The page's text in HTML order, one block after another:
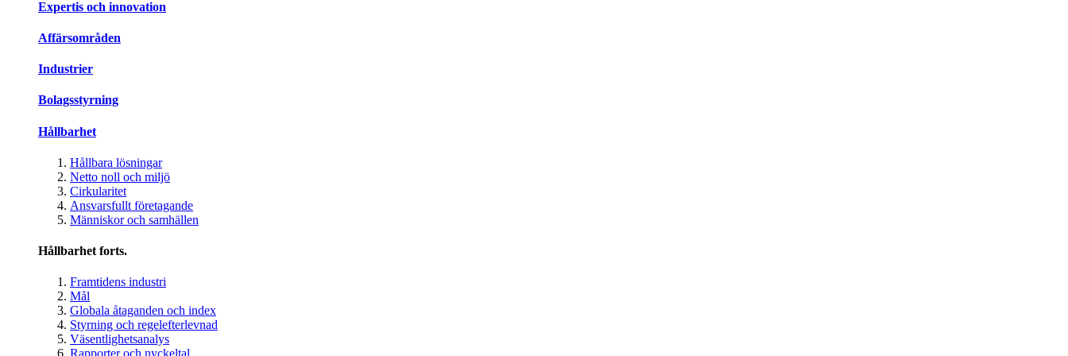
Expertis och innovation
Affärsområden
Industrier
Bolagsstyrning
Hållbarhet
Hållbara lösningar
Netto noll och miljö
Cirkularitet
Ansvarsfullt företagande
Människor och samhällen
Hållbarhet forts.
Framtidens industri
Mål
Globala åtaganden och index
Styrning och regelefterlevnad
Väsentlighetsanalys